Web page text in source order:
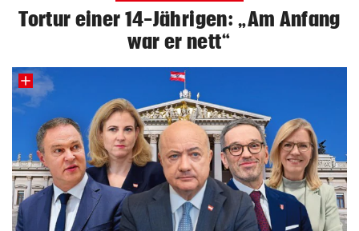
Tortur einer 14-Jährigen: „Am Anfang
war er nett“